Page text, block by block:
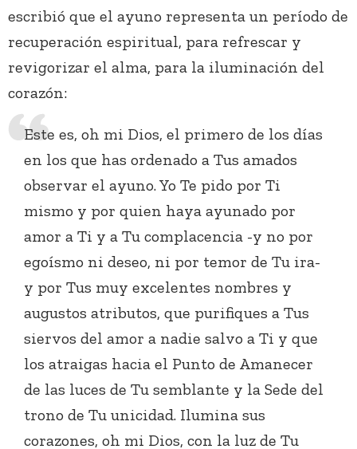
escribió que el ayuno representa un período de
recuperación espiritual, para refrescar y
revigorizar el alma, para la iluminación del
corazón:
Este es, oh mi Dios, el primero de los días
en los que has ordenado a Tus amados
observar el ayuno. Yo Te pido por Ti
mismo y por quien haya ayunado por
amor a Ti y a Tu complacencia -y no por
egoísmo ni deseo, ni por temor de Tu ira-
y por Tus muy excelentes nombres y
augustos atributos, que purifiques a Tus
siervos del amor a nadie salvo a Ti y que
los atraigas hacia el Punto de Amanecer
de las luces de Tu semblante y la Sede del
trono de Tu unicidad. Ilumina sus
corazones, oh mi Dios, con la luz de Tu